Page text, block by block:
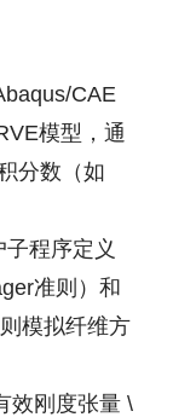
CAE
模型，通
分数（如
程序定义
准则）和
模拟纤维方
效刚度张量 \